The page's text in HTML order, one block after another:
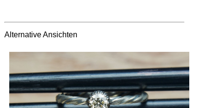
Alternative Ansichten